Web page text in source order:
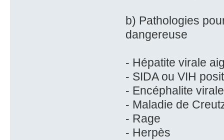
b) Pathologies
dangereuse
- Hépatite virale
- SIDA ou VIH
- Encéphalite
- Maladie de
- Rage
- Herpès